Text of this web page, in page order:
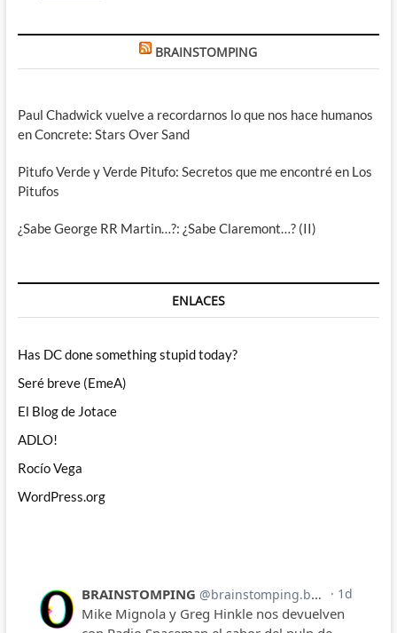
BRAINSTOMPING
Paul Chadwick vuelve a recordarnos lo que nos hace humanos
en Concrete: Stars Over Sand
Pitufo Verde y Verde Pitufo: Secretos que me encontré en Los
Pitufos
¿Sabe George RR Martin…?: ¿Sabe Claremont…? (II)
ENLACES
Has DC done something stupid today?
Seré breve (EmeA)
El Blog de Jotace
ADLO!
Rocío Vega
WordPress.org